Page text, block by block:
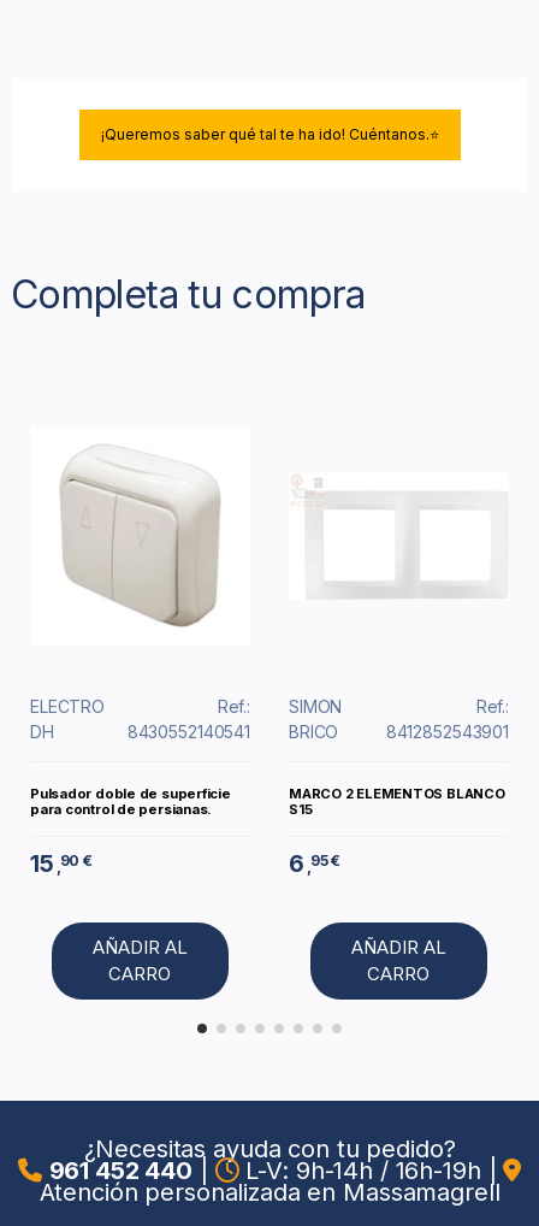
¡Queremos saber qué tal te ha ido! Cuéntanos.⭐
Completa tu compra
ELECTRO
DH
Ref.:
8430552140541
Pulsador doble de superficie
para control de persianas.
15 ,90 €
AÑADIR AL
CARRO
SIMON
BRICO
Ref.:
8412852543901
MARCO 2 ELEMENTOS BLANCO
S15
6 ,95 €
AÑADIR AL
CARRO
¿Necesitas ayuda con tu pedido?
961 452 440 L-V: 9h-14h / 16h-19h
Atención personalizada en Massamagrell